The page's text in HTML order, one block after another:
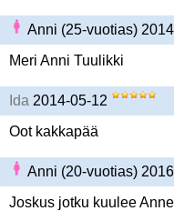
Anni (25-vuotias)
Meri Anni Tuulikki
Ida 2014-05-12
Oot kakkapää
Anni (20-vuotias)
Joskus jotku kuulee